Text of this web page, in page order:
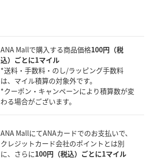
ANA Mallで購入する商品価格100円（税
込）ごとに1マイル
*送料・手数料・のし/ラッピング手数料
は、マイル積算の対象外です。
*クーポン・キャンペーンにより積算数が変
わる場合がございます。
ANA MallにてANAカードでのお支払いで、
クレジットカード会社のポイントとは別
に、さらに100円（税込）ごとに1マイル